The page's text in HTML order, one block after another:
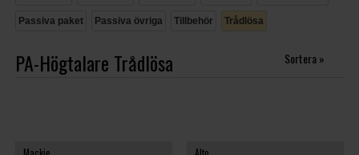
Passiva paket Passiva övriga Tillbehör Trådlösa
PA-Högtalare Trådlösa Sortera »
Mackie Alto